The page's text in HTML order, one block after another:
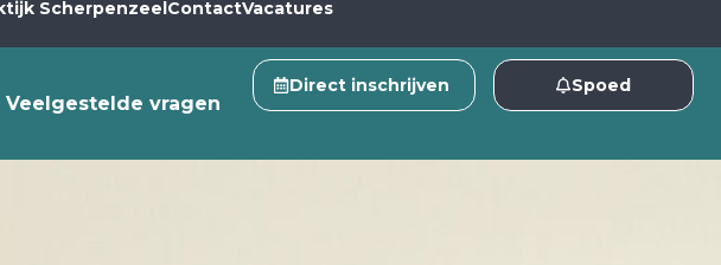
ScherpenzeelContactVacatures
Veelgestelde vragen
Direct inschrijven Spoed